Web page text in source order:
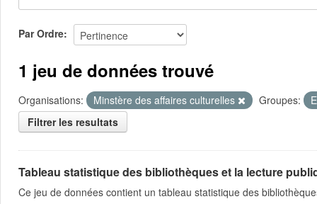
Demandes 0
À propos
Par Ordre
1 jeu de données trouvé
Organisations: Minstère des affaires culturelles Groupes:
Filtrer les resultats
Tableau statistique des bibliothèques et la lecture
Ce jeu de données contient un tableau statistique des